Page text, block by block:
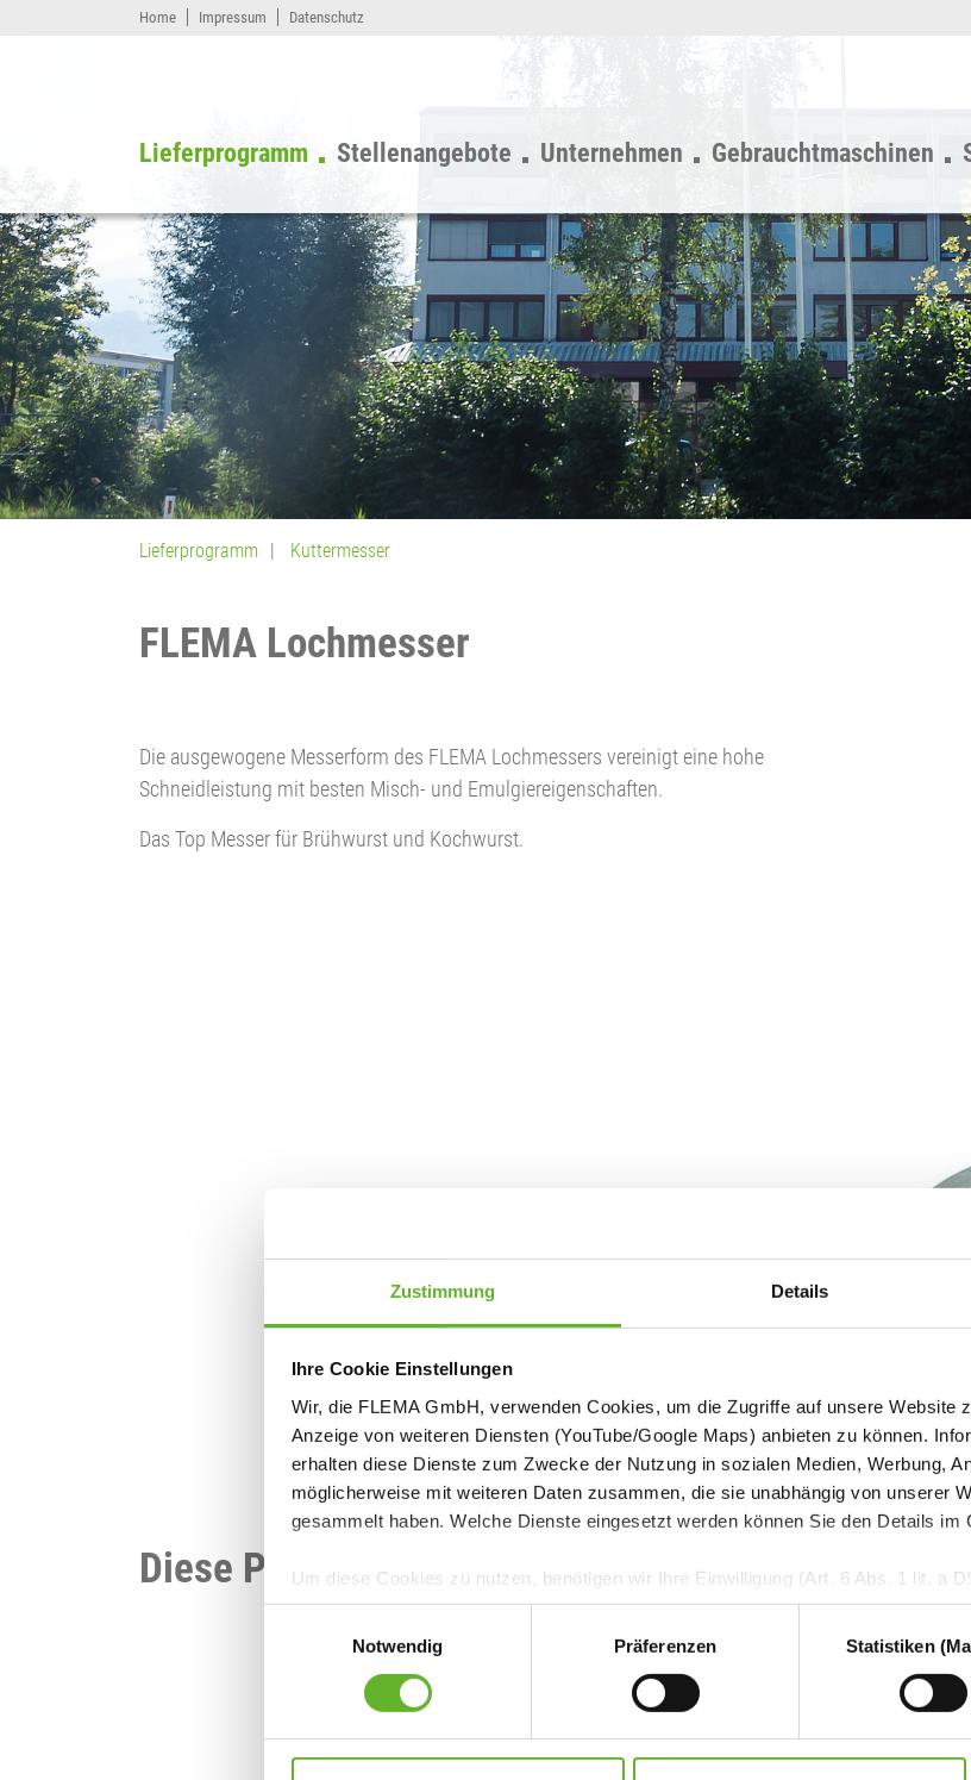
Zustimmung Details
Ihre Cookie Einstellungen
Wir, die FLEMA GmbH, verwenden Cookies, um die Zugriffe auf unsere Website
Anzeige von weiteren Diensten (YouTube/Google Maps) anbieten zu können.
erhalten diese Dienste zum Zwecke der Nutzung in sozialen Medien, Werbung,
möglicherweise mit weiteren Daten zusammen, die sie unabhängig von unserer
gesammelt haben. Welche Dienste eingesetzt werden können Sie den Details im
Um diese Cookies zu nutzen, benötigen wir Ihre Einwilligung (Art. 6 Abs. 1 lit. a
uns mit Klick auf „Alle Cookies zulassen“ oder die Auswahl treffen und „Auswahl
Ihre erteilte Einwilligung jederzeit für die Zukunft widerrufen. Um Ihren Widerruf
im auf der Webseite bereitgestellten "Cookie-Consent-Tool.
Notwendig
Präferenzen Statistiken
Home Impressum Datenschutz
Lieferprogramm Stellenangebote Unternehmen Gebrauchtmaschinen
Lieferprogramm Kuttermesser
FLEMA Lochmesser
Die ausgewogene Messerform des FLEMA Lochmessers vereinigt eine hohe
Schneidleistung mit besten Misch- und Emulgiereigenschaften.
Das Top Messer für Brühwurst und Kochwurst.
Diese Produkte könnten Sie auch interessieren